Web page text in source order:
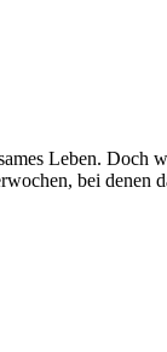
Leben. Doch
bei denen